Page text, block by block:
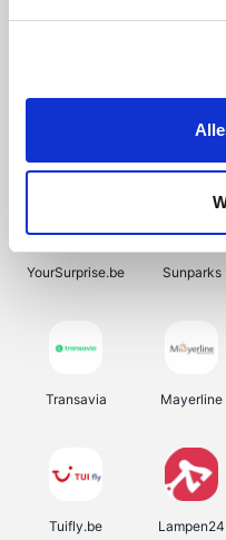
Shein Get Your
YourSurprise.be Sunparks
Transavia Mayerline
Tuifly.be Lampen24